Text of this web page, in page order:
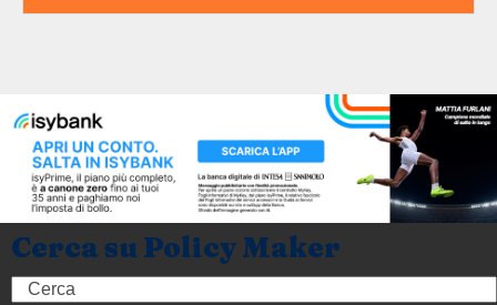
Cerca su Policy Maker
Search